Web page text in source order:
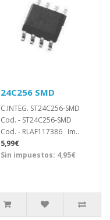
24C256 SMD
C.INTEG. ST24C256-SMD
Cod. - ST24C256-SMD
Cod. - RLAF117386 Im..
5,99€
Sin impuestos: 4,95€